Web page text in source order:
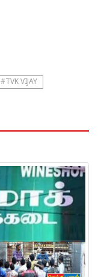
#TVK VIJAY